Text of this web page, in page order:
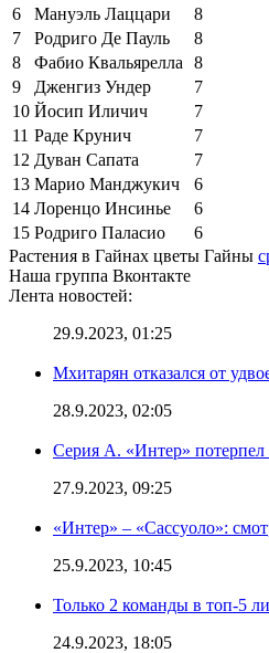
6
Мануэль Лаццари
8
7
Родриго Де Пауль
8
8
Фабио Квальярелла
8
9
Дженгиз Ундер
7
10 Йосип Иличич
7
11 Раде Крунич
7
12 Дуван Сапата
7
13 Марио Манджукич
6
14 Лоренцо Инсинье
6
15 Родриго Паласио
6
Растения в Гайнах цветы Гайны
Наша группа Вконтакте
Лента новостей:
29.9.2023, 01:25
Мхитарян отказался от
28.9.2023, 02:05
Серия А. «Интер» потерпел
27.9.2023, 09:25
«Интер» – «Сассуоло»:
25.9.2023, 10:45
Только 2 команды в топ-5
24.9.2023, 18:05